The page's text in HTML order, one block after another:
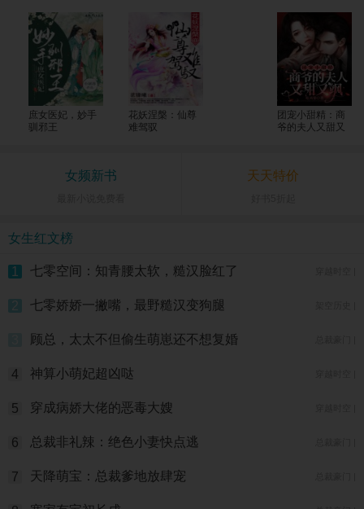
庶女医妃，妙手
驯邪王
花妖涅槃：仙尊
难驾驭
团宠小甜精：商
爷的夫人又甜又
女频新书 天天特价
女生红文榜
1 七零空间：知青腰太软，糙汉脸红了
2 七零娇娇一撇嘴，最野糙汉变狗腿
顾总，太太不但偷生萌崽还不想复婚
4 神算小萌妃超凶哒
5 穿成病娇大佬的恶毒大嫂
6 总裁非礼辣：绝色小妻快点逃
7 天降萌宝：总裁爹地放肆宠